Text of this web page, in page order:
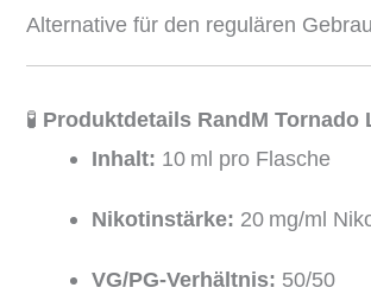
Alternative für den regulären
🧪 Produktdetails RandM Tornado
Inhalt: 10 ml pro Flasche
Nikotinstärke: 20 mg/ml
VG/PG-Verhältnis: 50/50